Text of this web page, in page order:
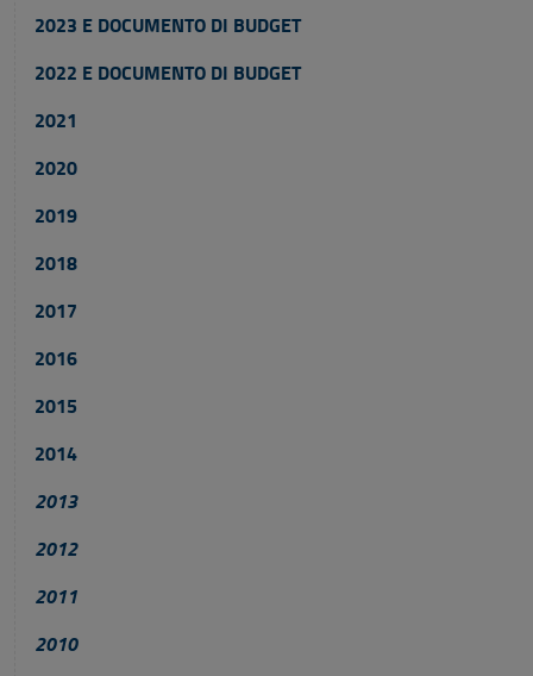
2023 E DOCUMENTO DI BUDGET
2022 E DOCUMENTO DI BUDGET
2021
2020
2019
2018
2017
2016
2015
2014
2013
2012
2011
2010